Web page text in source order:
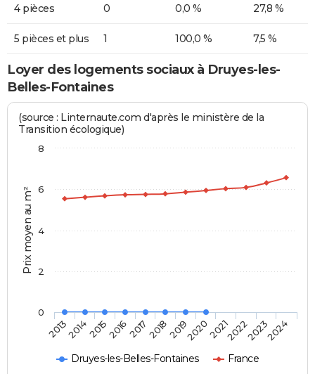
4 pièces 0 0,0 % 27,8 %
5 pièces et plus 1 100,0 % 7,5 %
Loyer des logements sociaux à Druyes-les-
Belles-Fontaines
Prix moyen au m²
(source : Linternaute.com d'après le ministère de la
Transition écologique)
Druyes-les-Belles-Fontaines France
201320142015201620172018201920202021202220232024
0
2
4
6
8